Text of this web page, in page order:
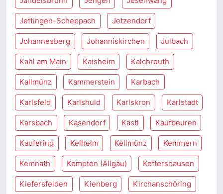
Jettingen-Scheppach Jetzendorf
Johannesberg Johanniskirchen Julbach
Kahl am Main Kaisheim Kalchreuth
Kallmünz Kammerstein Karbach
Karlsfeld Karlshuld Karlskron Karlstadt
Karsbach Kasendorf Kastl Kaufbeuren
Kaufering Kelheim Kellmünz Kemmern
Kemnath Kempten (Allgäu) Kettershausen
Kiefersfelden Kienberg Kirchanschöring